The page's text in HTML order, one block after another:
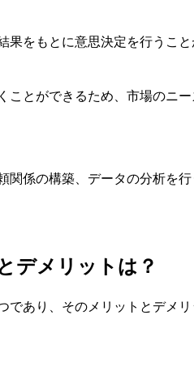
をもとに意思決定を行うこと
ことができるため、市場のニ
関係の構築、データの分析を
デメリットは？
であり、そのメリットとデメ